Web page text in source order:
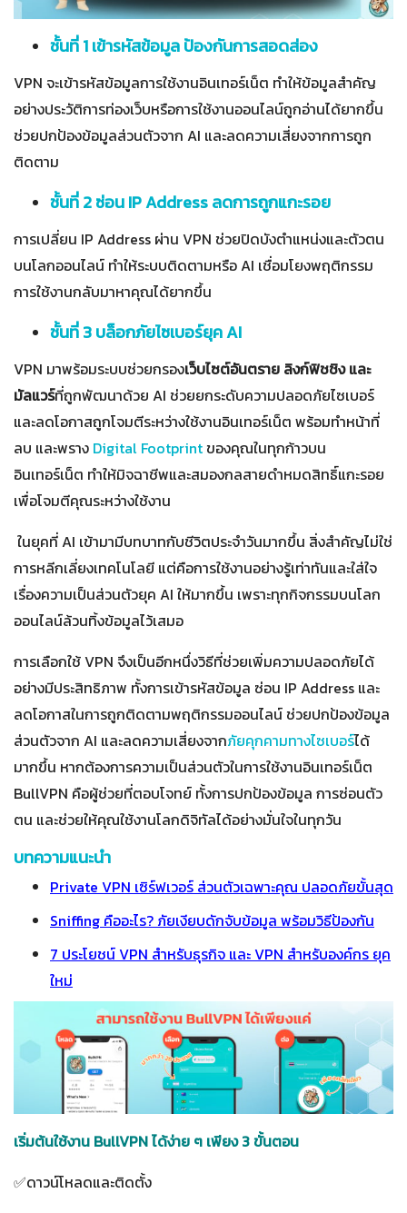
ชั้นที่ 1 เข้ารหัสข้อมูล ป้องกันการสอดส่อง
VPN จะเข้ารหัสข้อมูลการใช้งานอินเทอร์เน็ต ทำให้ข้อมูลสำคัญ
อย่างประวัติการท่องเว็บหรือการใช้งานออนไลน์ถูกอ่านได้ยากขึ้น
ช่วยปกป้องข้อมูลส่วนตัวจาก AI และลดความเสี่ยงจากการถูก
ติดตาม
ชั้นที่ 2 ซ่อน IP Address ลดการถูกแกะรอย
การเปลี่ยน IP Address ผ่าน VPN ช่วยปิดบังตำแหน่งและตัวตน
บนโลกออนไลน์ ทำให้ระบบติดตามหรือ AI เชื่อมโยงพฤติกรรม
การใช้งานกลับมาหาคุณได้ยากขึ้น
ชั้นที่ 3 บล็อกภัยไซเบอร์ยุค AI
VPN มาพร้อมระบบช่วยกรองเว็บไซต์อันตราย ลิงก์ฟิชชิง และ
มัลแวร์ที่ถูกพัฒนาด้วย AI ช่วยยกระดับความปลอดภัยไซเบอร์
และลดโอกาสถูกโจมตีระหว่างใช้งานอินเทอร์เน็ต พร้อมทำหน้าที่
ลบ และพราง Digital Footprint ของคุณในทุกก้าวบน
อินเทอร์เน็ต ทำให้มิจฉาชีพและสมองกลสายดำหมดสิทธิ์แกะรอย
เพื่อโจมตีคุณระหว่างใช้งาน
ในยุคที่ AI เข้ามามีบทบาทกับชีวิตประจำวันมากขึ้น สิ่งสำคัญไม่ใช่
การหลีกเลี่ยงเทคโนโลยี แต่คือการใช้งานอย่างรู้เท่าทันและใส่ใจ
เรื่องความเป็นส่วนตัวยุค AI ให้มากขึ้น เพราะทุกกิจกรรมบนโลก
ออนไลน์ล้วนทิ้งข้อมูลไว้เสมอ
การเลือกใช้ VPN จึงเป็นอีกหนึ่งวิธีที่ช่วยเพิ่มความปลอดภัยได้
อย่างมีประสิทธิภาพ ทั้งการเข้ารหัสข้อมูล ซ่อน IP Address และ
ลดโอกาสในการถูกติดตามพฤติกรรมออนไลน์ ช่วยปกป้องข้อมูล
ส่วนตัวจาก AI และลดความเสี่ยงจากภัยคุกคามทางไซเบอร์ได้
มากขึ้น หากต้องการความเป็นส่วนตัวในการใช้งานอินเทอร์เน็ต
BullVPN คือผู้ช่วยที่ตอบโจทย์ ทั้งการปกป้องข้อมูล การซ่อนตัว
ตน และช่วยให้คุณใช้งานโลกดิจิทัลได้อย่างมั่นใจในทุกวัน
บทความแนะนำ
Private VPN เซิร์ฟเวอร์ ส่วนตัวเฉพาะคุณ ปลอดภัยขั้นสุด
Sniffing คืออะไร? ภัยเงียบดักจับข้อมูล พร้อมวิธีป้องกัน
7 ประโยชน์ VPN สำหรับธุรกิจ และ VPN สำหรับองค์กร ยุค
ใหม่
เริ่มต้นใช้งาน BullVPN ได้ง่าย ๆ เพียง 3 ขั้นตอน
✅ดาวน์โหลดและติดตั้ง